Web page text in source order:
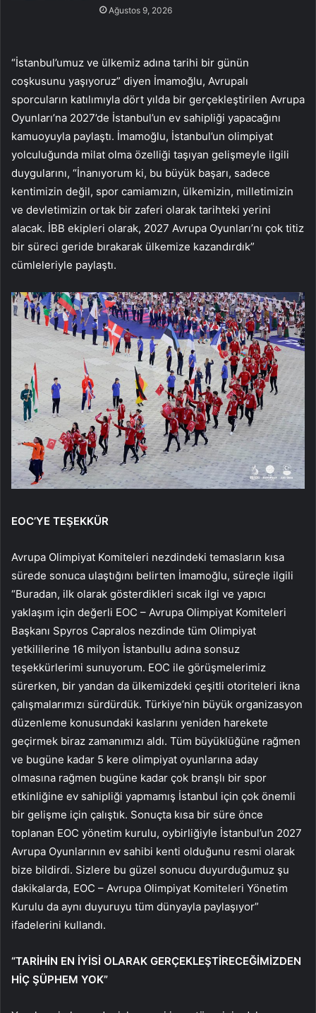
Ağustos 9, 2026
“İstanbul’umuz ve ülkemiz adına tarihi bir günün
coşkusunu yaşıyoruz” diyen İmamoğlu, Avrupalı
sporcuların katılımıyla dört yılda bir gerçekleştirilen Avrupa
Oyunları’na 2027’de İstanbul’un ev sahipliği yapacağını
kamuoyuyla paylaştı. İmamoğlu, İstanbul’un olimpiyat
yolculuğunda milat olma özelliği taşıyan gelişmeyle ilgili
duygularını, “İnanıyorum ki, bu büyük başarı, sadece
kentimizin değil, spor camiamızın, ülkemizin, milletimizin
ve devletimizin ortak bir zaferi olarak tarihteki yerini
alacak. İBB ekipleri olarak, 2027 Avrupa Oyunları’nı çok titiz
bir süreci geride bırakarak ülkemize kazandırdık”
cümleleriyle paylaştı.
EOC’YE TEŞEKKÜR
Avrupa Olimpiyat Komiteleri nezdindeki temasların kısa
sürede sonuca ulaştığını belirten İmamoğlu, süreçle ilgili
“Buradan, ilk olarak gösterdikleri sıcak ilgi ve yapıcı
yaklaşım için değerli EOC – Avrupa Olimpiyat Komiteleri
Başkanı Spyros Capralos nezdinde tüm Olimpiyat
yetkililerine 16 milyon İstanbullu adına sonsuz
teşekkürlerimi sunuyorum. EOC ile görüşmelerimiz
sürerken, bir yandan da ülkemizdeki çeşitli otoriteleri ikna
çalışmalarımızı sürdürdük. Türkiye’nin büyük organizasyon
düzenleme konusundaki kaslarını yeniden harekete
geçirmek biraz zamanımızı aldı. Tüm büyüklüğüne rağmen
ve bugüne kadar 5 kere olimpiyat oyunlarına aday
olmasına rağmen bugüne kadar çok branşlı bir spor
etkinliğine ev sahipliği yapmamış İstanbul için çok önemli
bir gelişme için çalıştık. Sonuçta kısa bir süre önce
toplanan EOC yönetim kurulu, oybirliğiyle İstanbul’un 2027
Avrupa Oyunlarının ev sahibi kenti olduğunu resmi olarak
bize bildirdi. Sizlere bu güzel sonucu duyurduğumuz şu
dakikalarda, EOC – Avrupa Olimpiyat Komiteleri Yönetim
Kurulu da aynı duyuruyu tüm dünyayla paylaşıyor”
ifadelerini kullandı.
“TARİHİN EN İYİSİ OLARAK GERÇEKLEŞTİRECEĞİMİZDEN
HİÇ ŞÜPHEM YOK”